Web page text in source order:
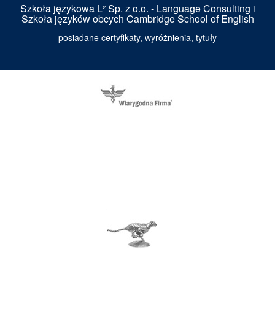
Szkoła językowa L² Sp. z o.o. - Language Consulting i
Szkoła języków obcych Cambridge School of English
posiadane certyfikaty, wyróżnienia, tytuły